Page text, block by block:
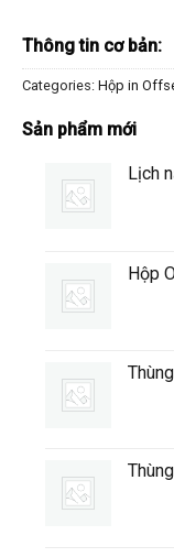
Thông tin cơ bản:
Categories: Hộp in
Sản phẩm mới
Lịch
Hộp